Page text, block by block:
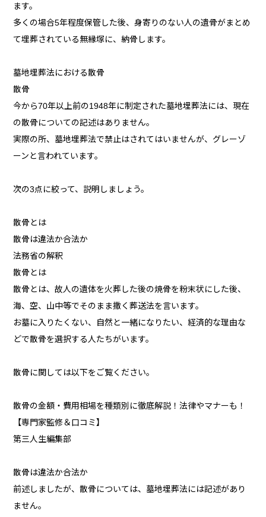
ます。
多くの場合5年程度保管した後、身寄りのない人の遺骨がまとめ
て埋葬されている無縁塚に、納骨します。
墓地埋葬法における散骨
散骨
今から70年以上前の1948年に制定された墓地埋葬法には、現在
の散骨についての記述はありません。
実際の所、墓地埋葬法で禁止はされてはいませんが、グレーゾ
ーンと言われています。
次の3点に絞って、説明しましょう。
散骨とは
散骨は違法か合法か
法務省の解釈
散骨とは
散骨とは、故人の遺体を火葬した後の焼骨を粉末状にした後、
海、空、山中等でそのまま撒く葬送法を言います。
お墓に入りたくない、自然と一緒になりたい、経済的な理由な
どで散骨を選択する人たちがいます。
散骨に関しては以下をご覧ください。
散骨の金額・費用相場を種類別に徹底解説！法律やマナーも！
【専門家監修＆口コミ】
第三人生編集部
散骨は違法か合法か
前述しましたが、散骨については、墓地埋葬法には記述があり
ません。